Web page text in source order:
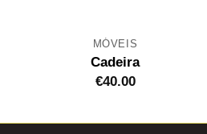
MÓVEIS
Cadeira
€40.00